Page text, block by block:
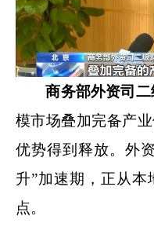
商务部外资司
模市场叠加完备产
优势得到释放。外
升”加速期，正从
点。